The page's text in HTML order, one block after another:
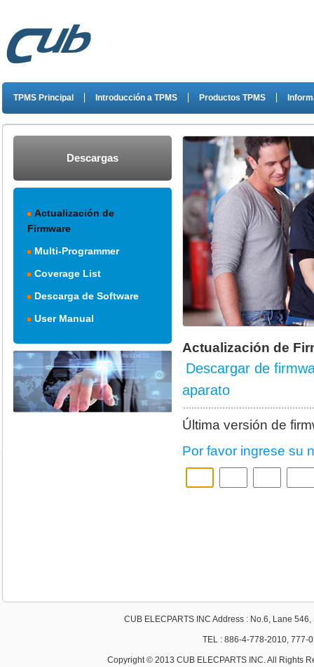
TPMS Principal Introducción a TPMS Productos TPMS
Descargas
Actualización de
Firmware
Multi-Programmer
Coverage List
Descarga de Software
User Manual
Actualización de
Descargar de
aparato
Última versión de
Por favor ingrese su
CUB ELECPARTS INC Address : No.6, Lane
TEL : 886-4-778-2010,
Copyright © 2013 CUB ELECPARTS INC. All Rights